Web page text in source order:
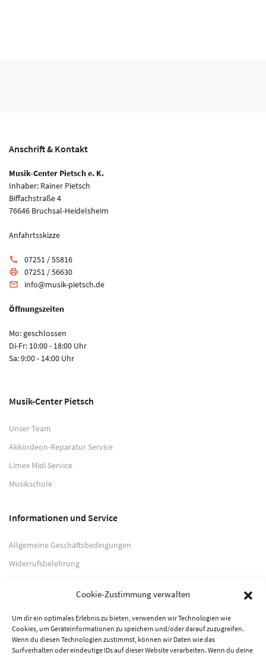
Cookie-Zustimmung verwalten
Um dir ein optimales Erlebnis zu bieten, verwenden wir Technologien wie
Cookies, um Geräteinformationen zu speichern und/oder darauf zuzugreifen.
Wenn du diesen Technologien zustimmst, können wir Daten wie das
Surfverhalten oder eindeutige IDs auf dieser Website verarbeiten. Wenn du deine
Anschrift & Kontakt
Musik-Center Pietsch e. K.
Inhaber: Rainer Pietsch
Biffachstraße 4
76646 Bruchsal-Heidelsheim
Anfahrtsskizze
phone 07251 / 55816
print 07251 / 56630
email info@musik-pietsch.de
Öffnungszeiten
Mo: geschlossen
Di-Fr: 10:00 - 18:00 Uhr
Sa: 9:00 - 14:00 Uhr
Musik-Center Pietsch
Unser Team
Akkordeon-Reparatur Service
Limex Midi Service
Musikschule
Informationen und Service
Allgemeine Geschäftsbedingungen
Widerrufsbelehrung
Datenschutzerklärung
Zahlungsarten